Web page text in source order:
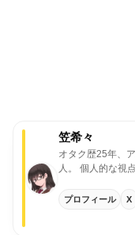
笠希々
オタク歴25年、
人。
個人的な視
プロフィール X